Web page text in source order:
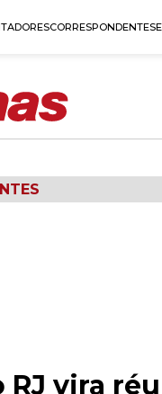
CORRESPONDENTES
vira